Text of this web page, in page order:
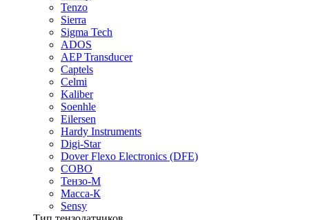
Tenzo
Sierra
Sigma Tech
ADOS
AEP Transducer
Captels
Celmi
Kaliber
Soenhle
Eilersen
Hardy Instruments
Digi-Star
Dover Flexo Electronics (DFE)
COBO
Тензо-М
Масса-К
Sensy